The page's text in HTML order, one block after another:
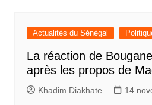
Actualités du Sénégal
La réaction de
après les propos de
Khadim Diakhate 14